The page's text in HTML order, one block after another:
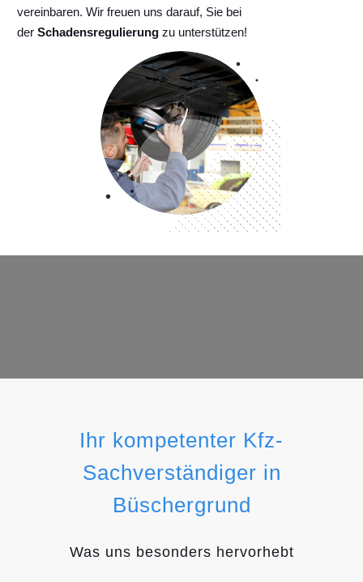
vereinbaren. Wir freuen uns darauf, Sie bei
der Schadensregulierung zu unterstützen!
Ihr kompetenter Kfz-
Sachverständiger in
Büschergrund
Was uns besonders hervorhebt